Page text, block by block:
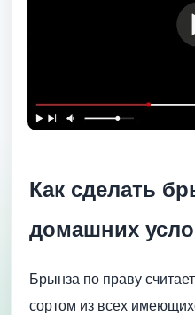
Как сделать
домашних
Брынза по праву
сортом из всех